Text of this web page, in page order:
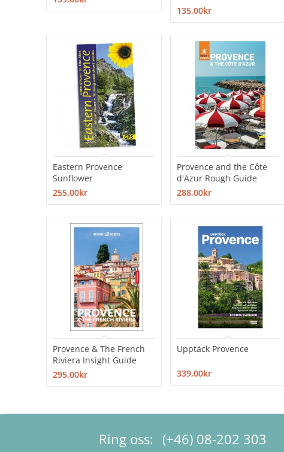
135,00kr
Eastern Provence
Sunflower
255,00kr
Provence and the Côte
d'Azur Rough Guide
288,00kr
Provence & The French
Riviera Insight Guide
295,00kr
Upptäck Provence
339,00kr
Ring oss: (+46) 08-202 303